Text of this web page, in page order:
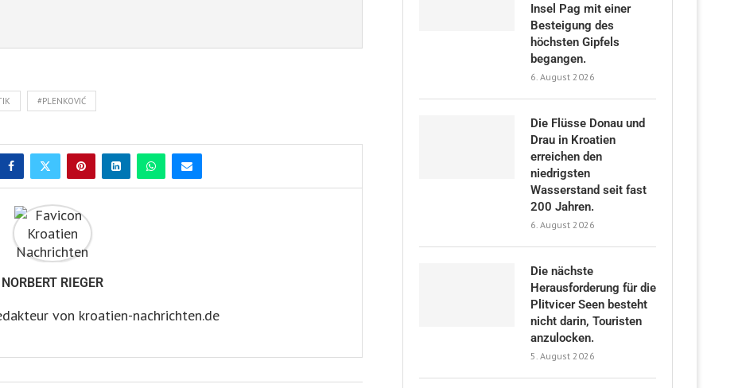
#PLENKOVIĆ
NORBERT RIEGER
von kroatien-nachrichten.de
Insel Pag mit einer
Besteigung des
höchsten Gipfels
begangen.
6. August 2026
Die Flüsse Donau und
Drau in Kroatien
erreichen den
niedrigsten
Wasserstand seit fast
200 Jahren.
6. August 2026
Die nächste
Herausforderung für die
Plitvicer Seen besteht
nicht darin, Touristen
anzulocken.
5. August 2026